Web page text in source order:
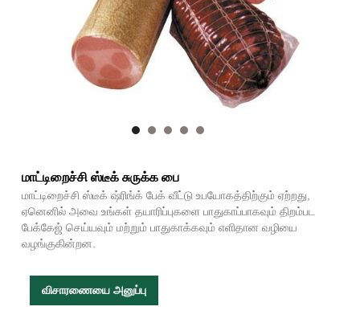
மாட்டிறைச்சி ஸ்டீக் சுருக்க பை
மாட்டிறைச்சி ஸ்டீக் ஷ்ரிங்க் பேக் வீட்டு உபயோகத்திற்கும் ஏற்றது,
ஏனெனில் அவை உங்கள் தயாரிப்புகளை பாதுகாப்பாகவும் திறம்பட
பேக்கேஜ் செய்யவும் மற்றும் பாதுகாக்கவும் எளிதான வழியை
வழங்குகின்றன.
விசாரணையை அனுப்பு